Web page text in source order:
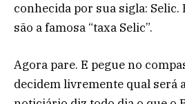
conhecida por sua sigla: Selic.
são a famosa “taxa Selic”.
Agora pare. E pegue no
decidem livremente qual será